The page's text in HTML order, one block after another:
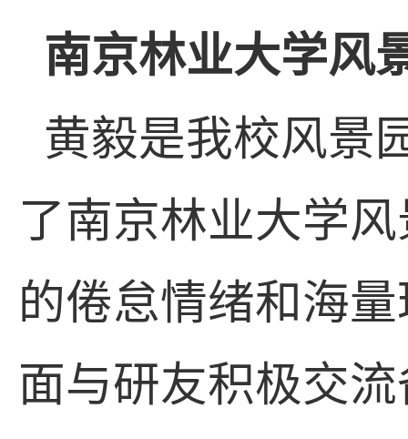
南京林业大学风
黄毅是我校风景
了南京林业大学
的倦怠情绪和海
面与研友积极交